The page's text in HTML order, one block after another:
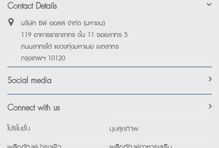
Contact Details
บริษัท ซีพี ออลล์ จำกัด (มหาชน)
119 อาคารธาราสาทร ชั้น 11 ซอยสาทร 5
ถนนสาทรใต้ แขวงทุ่งมหาเมฆ เขตสาทร
กรุงเทพฯ 10120
Social media
Connect with us
โปรโมชั่น
มุมสุขภาพ